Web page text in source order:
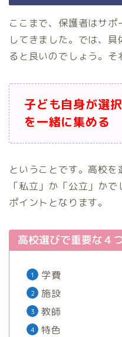
ここまで、保護者はサ
してきました。では、
ると良いのでしょう。そ
子ども自身が選
を一緒に集める
ということです。高校
「私立」か「公立」か
ポイントとなります。
高校選びで重要な４
学費
施設
教師
特色